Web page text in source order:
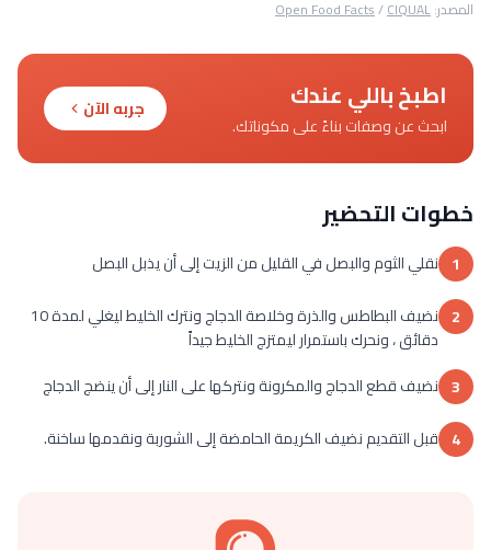
المصدر: Open Food Facts/CIQUAL
اطبخ باللي عندك
ابحث عن وصفات بناءً على مكوناتك.
جربه الآن
خطوات التحضير
1 نقلي الثوم والبصل في القليل من الزيت إلى أن يذبل البصل
2
نضيف البطاطس والذرة وخلاصة الدجاج ونترك الخليط ليغلي لمدة 10
دقائق ، ونحرك باستمرار ليمتزج الخليط جيداً
3 نضيف قطع الدجاج والمكرونة ونتركها على النار إلى أن ينضج الدجاج
4 قبل التقديم نضيف الكريمة الحامضة إلى الشوربة ونقدمها ساخنة.